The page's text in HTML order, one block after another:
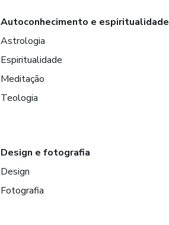
Autoconhecimento e espiritualidade
Astrologia
Espiritualidade
Meditação
Teologia
Design e fotografia
Design
Fotografia